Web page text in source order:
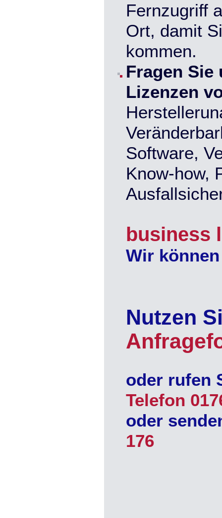
Fernzugriff
Ort, damit
kommen.
Fragen Sie
Lizenzen
Software,
Know-how,
business
Wir
Nutzen
oder rufen
Telefon
oder
176